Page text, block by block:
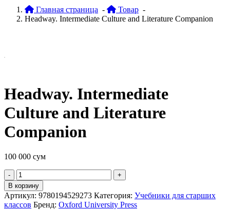
Главная страница - Товар -
Headway. Intermediate Culture and Literature Companion
Headway. Intermediate
Culture and Literature
Companion
100 000 сум
Quantity
В корзину
Артикул: 9780194529273 Категория: Учебники для старших
классов Бренд: Oxford University Press